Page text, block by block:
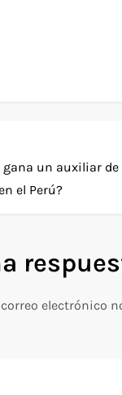
gana un auxiliar de
el Perú?
electrónico